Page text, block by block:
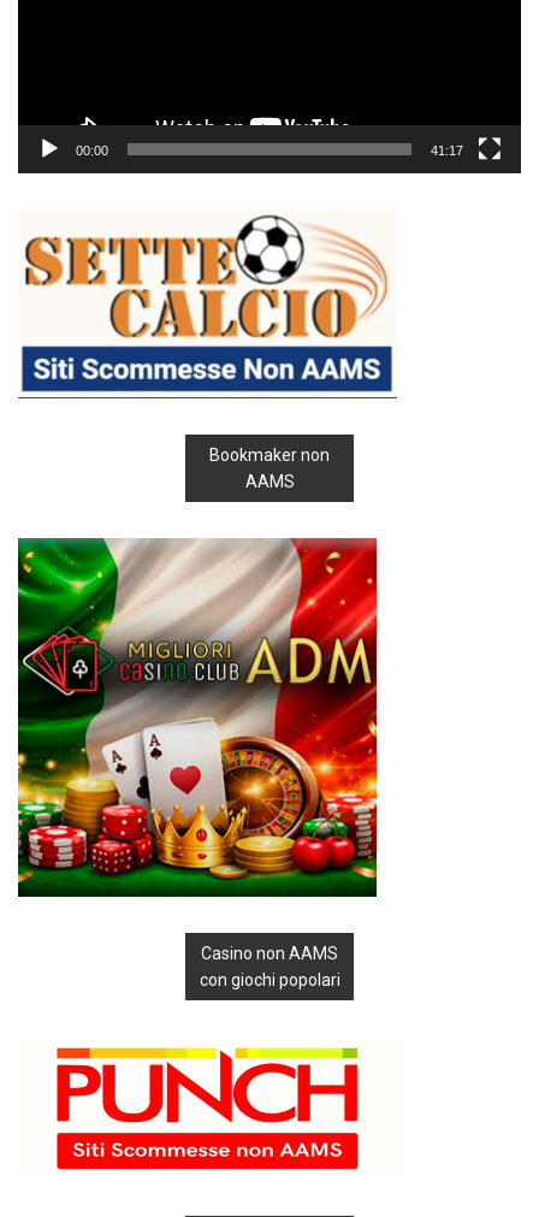
00:00 41:17
Bookmaker non
AAMS
Casino non AAMS
con giochi popolari